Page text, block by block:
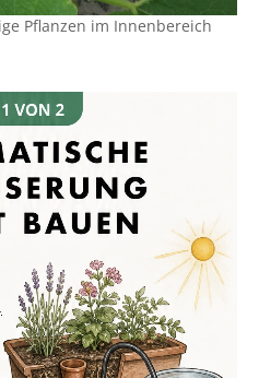
Pflanzen im Innenbereich